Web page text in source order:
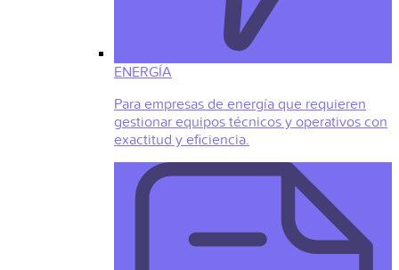
ENERGÍA
Para empresas de energía que requieren
gestionar equipos técnicos y operativos con
exactitud y eficiencia.